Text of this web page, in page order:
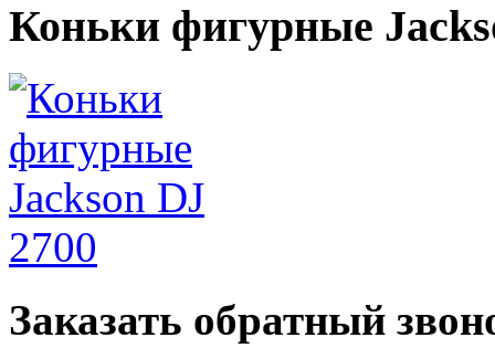
Коньки фигурные
Заказать обратный